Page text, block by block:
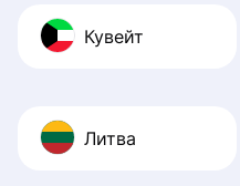
Кувейт
Литва